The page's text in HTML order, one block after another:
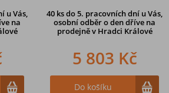
u Vás,
na
40 ksdo 5. pracovních dní u Vás,
osobní odběr o den dříve na
prodejněv Hradci Králové
5 803 Kč
Do košíku